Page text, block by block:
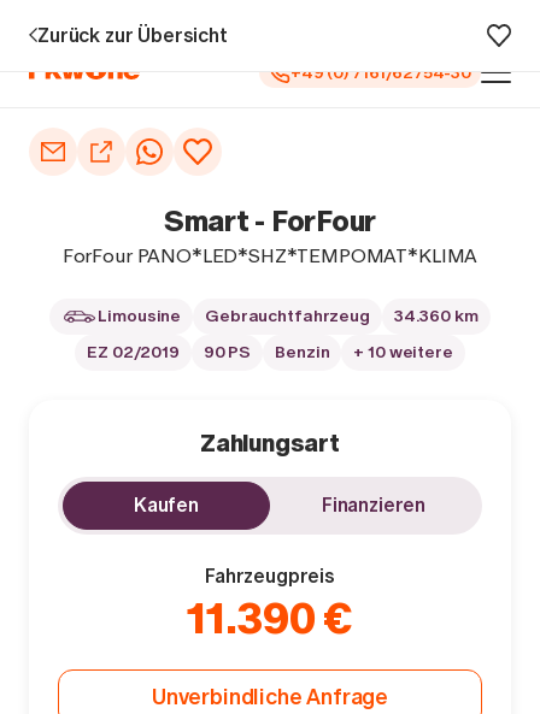
+49 (0) 7161/62754-30
Auto kaufen
Autoankauf
Finanzierung
Informieren
Zurück zur Übersicht
Smart - ForFour
ForFour PANO*LED*SHZ*TEMPOMAT*KLIMA
Limousine Gebrauchtfahrzeug
34.360 km
EZ 02/2019
90 PS Benzin + 10 weitere
Zahlungsart
Kaufen Finanzieren
Fahrzeugpreis
11.390 €
Unverbindliche Anfrage